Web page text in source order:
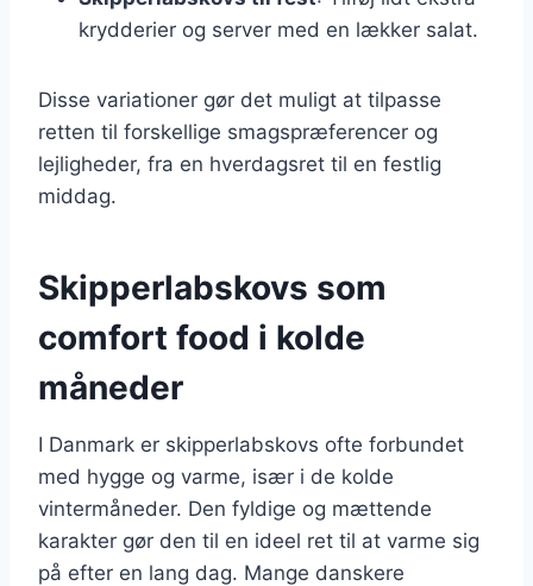
krydderier og server med en lækker salat.
Disse variationer gør det muligt at tilpasse
retten til forskellige smagspræferencer og
lejligheder, fra en hverdagsret til en festlig
middag.
Skipperlabskovs som
comfort food i kolde
måneder
I Danmark er skipperlabskovs ofte forbundet
med hygge og varme, især i de kolde
vintermåneder. Den fyldige og mættende
karakter gør den til en ideel ret til at varme sig
på efter en lang dag. Mange danskere